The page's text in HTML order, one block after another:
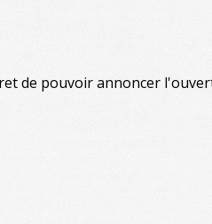
de pouvoir annoncer